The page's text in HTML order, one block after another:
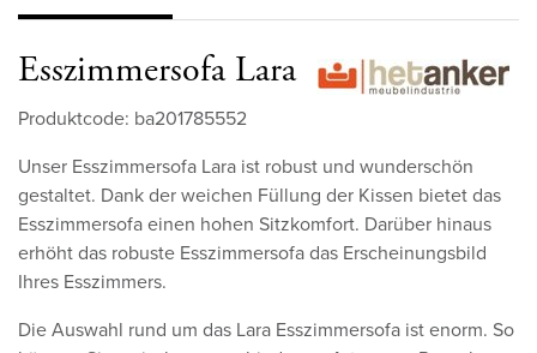
Esszimmersofa Lara
Produktcode: ba201785552
Unser Esszimmersofa Lara ist robust und wunderschön
gestaltet. Dank der weichen Füllung der Kissen bietet das
Esszimmersofa einen hohen Sitzkomfort. Darüber hinaus
erhöht das robuste Esszimmersofa das Erscheinungsbild
Ihres Esszimmers.
Die Auswahl rund um das Lara Esszimmersofa ist enorm. So